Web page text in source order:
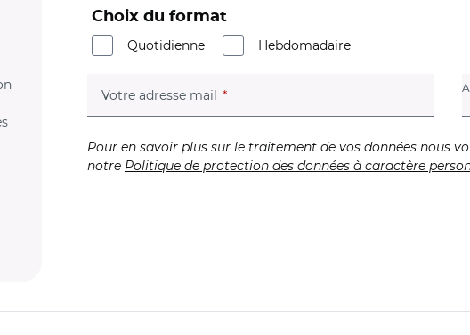
Choix du format
Quotidienne
Hebdomadaire
Votre adresse mail (champ obligatoire)
Pour en savoir plus sur le traitement de vos données nous
notre Politique de protection des données à caractère